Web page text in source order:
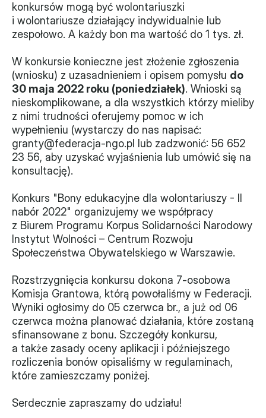
Projekty
XVII forum NGO
Projekt z powiatem
Przystąp
Członkostwo
Procedura
Monitorujemy
Działania z ostatnich lat
Sprawy
Forum Dobrego Prawa
Certyfikat
Edycja 2024
Laureaci
konkursów mogą być wolontariuszki
i wolontariusze działający indywidualnie lub
zespołowo. A każdy bon ma wartość do 1 tys. zł.
W konkursie konieczne jest złożenie zgłoszenia
(wniosku) z uzasadnieniem i opisem pomysłu do
30 maja 2022 roku (poniedziałek). Wnioski są
nieskomplikowane, a dla wszystkich którzy mieliby
z nimi trudności oferujemy pomoc w ich
wypełnieniu (wystarczy do nas napisać:
granty@federacja-ngo.pl lub zadzwonić: 56 652
23 56, aby uzyskać wyjaśnienia lub umówić się na
konsultację).
Konkurs "Bony edukacyjne dla wolontariuszy - II
nabór 2022" organizujemy we współpracy
z Biurem Programu Korpus Solidarności Narodowy
Instytut Wolności – Centrum Rozwoju
Społeczeństwa Obywatelskiego w Warszawie.
Rozstrzygnięcia konkursu dokona 7-osobowa
Komisja Grantowa, którą powołaliśmy w Federacji.
Wyniki ogłosimy do 05 czerwca br., a już od 06
czerwca można planować działania, które zostaną
sfinansowane z bonu. Szczegóły konkursu,
a także zasady oceny aplikacji i późniejszego
rozliczenia bonów opisaliśmy w regulaminach,
które zamieszczamy poniżej.
Serdecznie zapraszamy do udziału!